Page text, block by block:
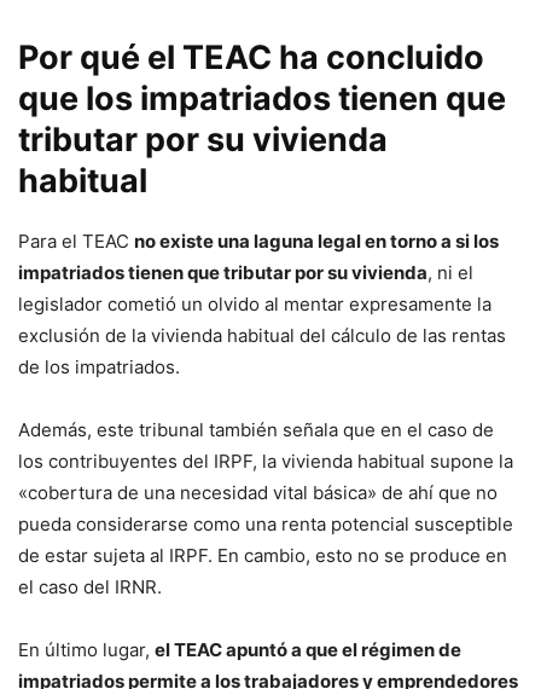
Por qué el TEAC ha concluido
que los impatriados tienen que
tributar por su vivienda
habitual
Para el TEAC no existe una laguna legal en torno a si los
impatriados tienen que tributar por su vivienda, ni el
legislador cometió un olvido al mentar expresamente la
exclusión de la vivienda habitual del cálculo de las rentas
de los impatriados.
Además, este tribunal también señala que en el caso de
los contribuyentes del IRPF, la vivienda habitual supone la
«cobertura de una necesidad vital básica» de ahí que no
pueda considerarse como una renta potencial susceptible
de estar sujeta al IRPF. En cambio, esto no se produce en
el caso del IRNR.
En último lugar, el TEAC apuntó a que el régimen de
impatriados permite a los trabajadores y emprendedores